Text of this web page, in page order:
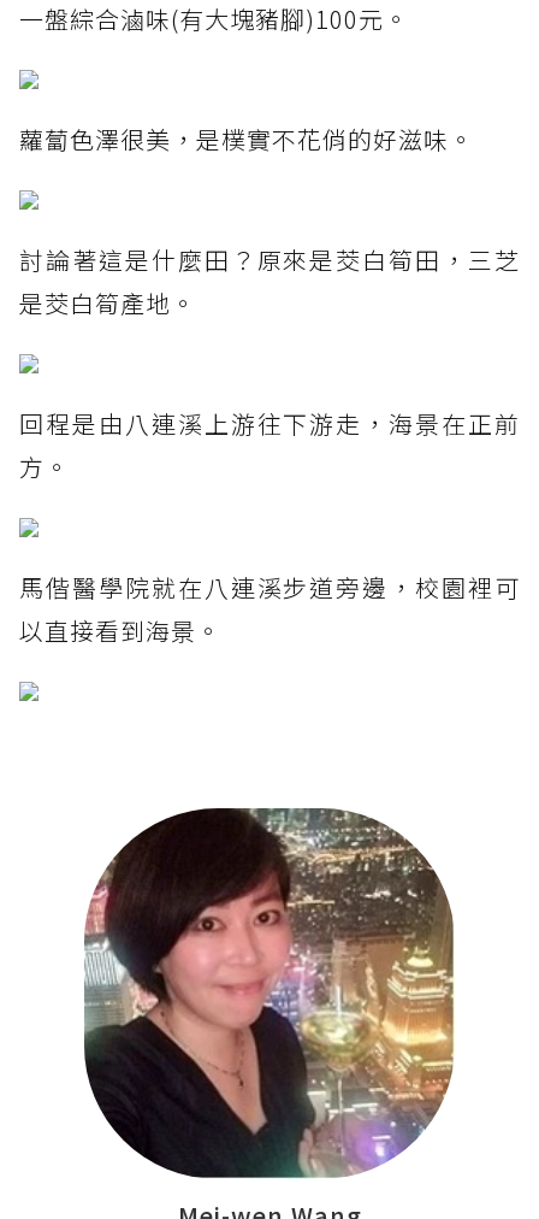
一盤綜合滷味(有大塊豬腳)100元。
蘿蔔色澤很美，是樸實不花俏的好滋味。
討論著這是什麼田？原來是茭白筍田，三芝
是茭白筍產地。
回程是由八連溪上游往下游走，海景在正前
方。
馬偕醫學院就在八連溪步道旁邊，校園裡可
以直接看到海景。